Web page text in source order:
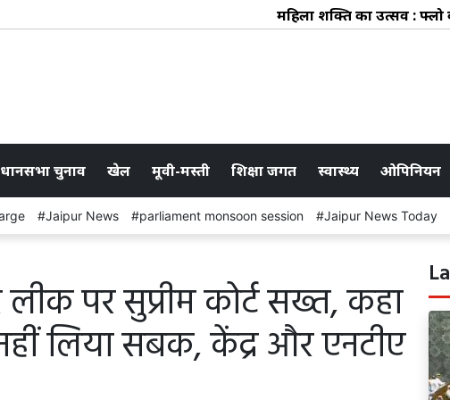
महिला शक्ति का उत्सव : फ्लो
चुनाव खेल मूवी-मस्ती शिक्षा जगत स्वास्थ्य ओपिनियन
Jaipur News parliament monsoon session Jaipur News Today
लीक पर सुप्रीम कोर्ट सख्त, कहा
लिया सबक, केंद्र और एनटीए